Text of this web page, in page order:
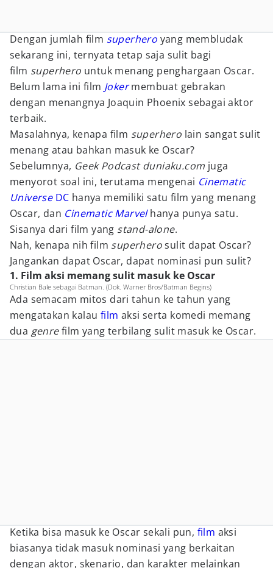
Dengan jumlah film superhero yang membludak
sekarang ini, ternyata tetap saja sulit bagi
film superhero untuk menang penghargaan Oscar.
Belum lama ini film Joker membuat gebrakan
dengan menangnya Joaquin Phoenix sebagai aktor
terbaik.
Masalahnya, kenapa film superhero lain sangat sulit
menang atau bahkan masuk ke Oscar?
Sebelumnya, Geek Podcast duniaku.com juga
menyorot soal ini, terutama mengenai Cinematic
Universe DC hanya memiliki satu film yang menang
Oscar, dan Cinematic Marvel hanya punya satu.
Sisanya dari film yang stand-alone.
Nah, kenapa nih film superherosulit dapat Oscar?
Jangankan dapat Oscar, dapat nominasi pun sulit?
1. Film aksi memang sulit masuk ke Oscar
Christian Bale sebagai Batman. (Dok. Warner Bros/Batman Begins)
Ada semacam mitos dari tahun ke tahun yang
mengatakan kalau film aksi serta komedi memang
dua genrefilm yang terbilang sulit masuk ke Oscar.
Ketika bisa masuk ke Oscar sekali pun, film aksi
biasanya tidak masuk nominasi yang berkaitan
dengan aktor, skenario, dan karakter melainkan